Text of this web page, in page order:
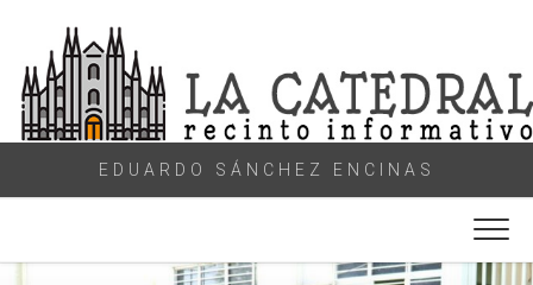
content
EDUARDO SÁNCHEZ ENCINAS